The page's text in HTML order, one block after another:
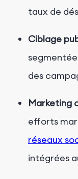
taux de
Ciblage
des
Marketing
efforts
réseaux
intégrées